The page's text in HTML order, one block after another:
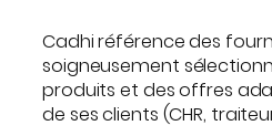
Cadhi référence des
soigneusement
produits et des offres
de ses clients (CHR,